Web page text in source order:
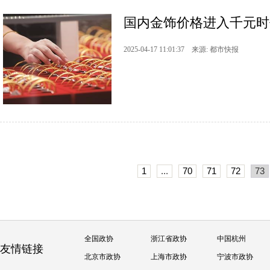
国内金饰价格进入千元
2025-04-17 11:01:37 来源: 都市快报
1 ... 70 71 72 73
友情链接
全国政协 浙江省政协 中国杭州
北京市政协 上海市政协 宁波市政协